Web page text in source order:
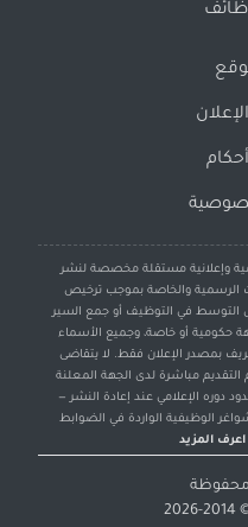
وإعلانية مستقلة مخصصة لنشر
الرسمية والخاصة بموجب ترخيص
التوسط في التوظيف أو جمع السير
حكومية أو خاصة، وجميع الأسماء
بمصدر الإعلان فقط. لا يتقاضى
مباشرة لدى الجهة المعلنة
دوره الإعلامي عند إعادة النشر —
الوظيفية الواردة في الضوابط
اعرف المزيد
محفوظة
©